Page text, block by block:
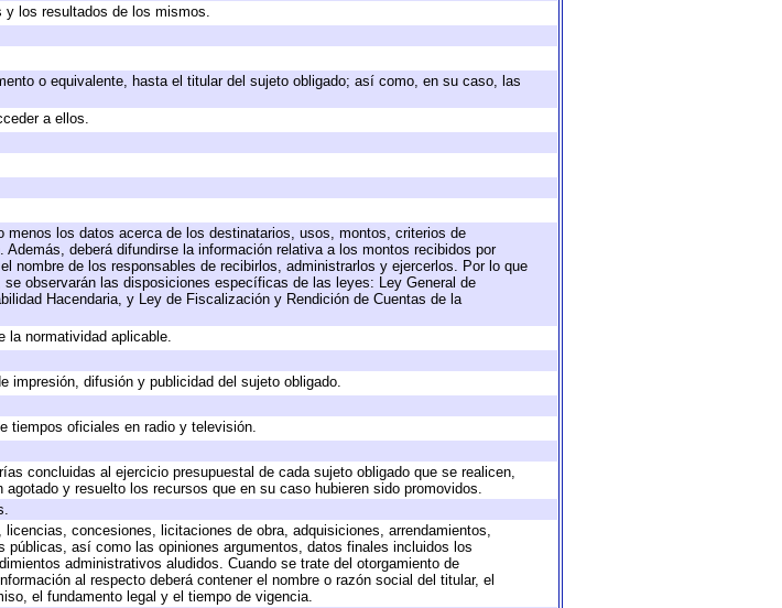
y los resultados de los mismos.
o equivalente, hasta el titular del sujeto obligado; así como, en su caso, las
a ellos.
los datos acerca de los destinatarios, usos, montos, criterios de
deberá difundirse la información relativa a los montos recibidos por
nombre de los responsables de recibirlos, administrarlos y ejercerlos. Por lo que
observarán las disposiciones específicas de las leyes: Ley General de
Hacendaria, y Ley de Fiscalización y Rendición de Cuentas de la
la normatividad aplicable.
impresión, difusión y publicidad del sujeto obligado.
tiempos oficiales en radio y televisión.
concluidas al ejercicio presupuestal de cada sujeto obligado que se realicen,
y resuelto los recursos que en su caso hubieren sido promovidos.
concesiones, licitaciones de obra, adquisiciones, arrendamientos,
así como las opiniones argumentos, datos finales incluidos los
administrativos aludidos. Cuando se trate del otorgamiento de
al respecto deberá contener el nombre o razón social del titular, el
el fundamento legal y el tiempo de vigencia.